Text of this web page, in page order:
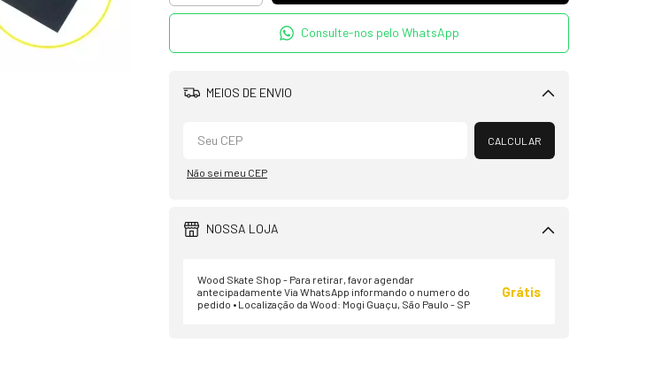
Consulte-nos pelo WhatsApp
MEIOS DE ENVIO
Alterar CEP
CALCULAR
Não sei meu CEP
NOSSA LOJA
Wood Skate Shop - Para retirar, favor agendar
antecipadamente Via WhatsApp informando o numero do
pedido • Localização da Wood: Mogi Guaçu, São Paulo - SP
Grátis